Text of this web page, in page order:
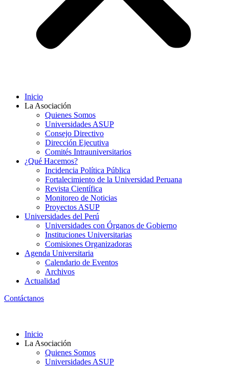
Inicio
La Asociación
Quienes Somos
Universidades ASUP
Consejo Directivo
Dirección Ejecutiva
Comités Intrauniversitarios
¿Qué Hacemos?
Incidencia Política Pública
Fortalecimiento de la Universidad Peruana
Revista Científica
Monitoreo de Noticias
Proyectos ASUP
Universidades del Perú
Universidades con Órganos de Gobierno
Instituciones Universitarias
Comisiones Organizadoras
Agenda Universitaria
Calendario de Eventos
Archivos
Actualidad
Contáctanos
Inicio
La Asociación
Quienes Somos
Universidades ASUP